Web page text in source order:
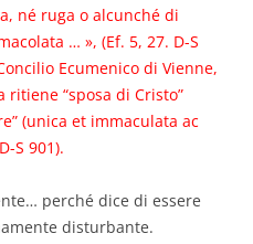
né ruga o alcunché di
… », (Ef. 5, 27. D-S
Ecumenico di Vienne,
“sposa di Cristo”
(unica et immaculata ac
S 901).
perché dice di essere
disturbante.